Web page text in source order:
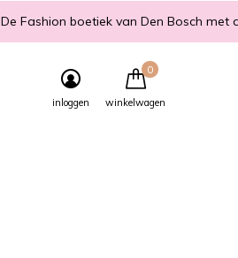
inloggen winkelwagen
0
De Fashion boetiek van Den Bosch met